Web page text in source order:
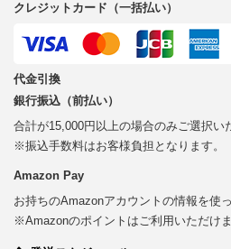
クレジットカード（一括払い）
代金引換
銀行振込（前払い）
合計が15,000円以上の場合のみご選択い
※振込手数料はお客様負担となります。
Amazon Pay
お持ちのAmazonアカウントの情報を使
※Amazonのポイントはご利用いただけま